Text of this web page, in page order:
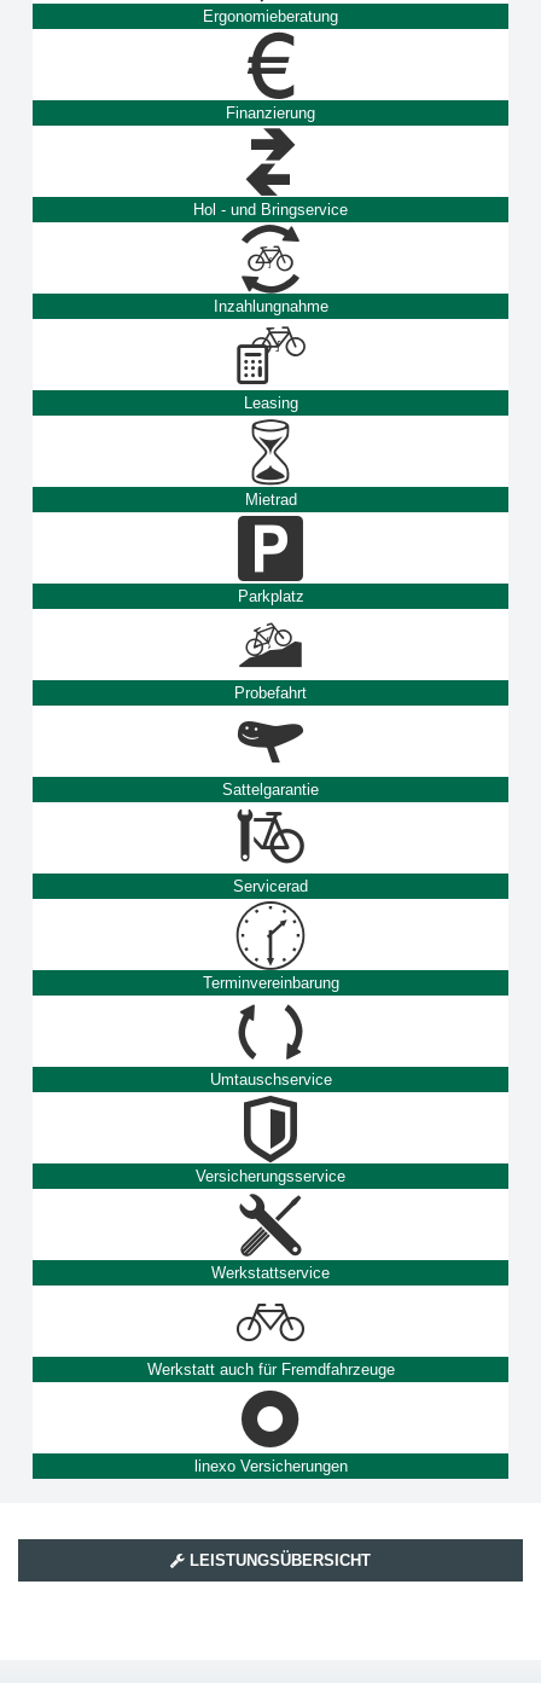
Ergonomieberatung
Finanzierung
Hol - und Bringservice
Inzahlungnahme
Leasing
Mietrad
Parkplatz
Probefahrt
Sattelgarantie
Servicerad
Terminvereinbarung
Umtauschservice
Versicherungsservice
Werkstattservice
Werkstatt auch für Fremdfahrzeuge
linexo Versicherungen
LEISTUNGSÜBERSICHT